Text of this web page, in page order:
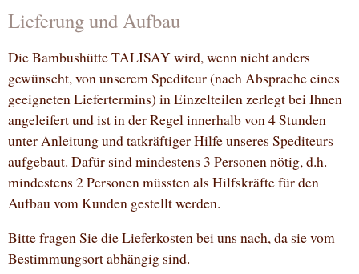
Lieferung und Aufbau
Die Bambushütte TALISAY wird, wenn nicht anders
gewünscht, von unserem Spediteur (nach Absprache eines
geeigneten Liefertermins) in Einzelteilen zerlegt bei Ihnen
angeleifert und ist in der Regel innerhalb von 4 Stunden
unter Anleitung und tatkräftiger Hilfe unseres Spediteurs
aufgebaut. Dafür sind mindestens 3 Personen nötig, d.h.
mindestens 2 Personen müssten als Hilfskräfte für den
Aufbau vom Kunden gestellt werden.
Bitte fragen Sie die Lieferkosten bei uns nach, da sie vom
Bestimmungsort abhängig sind.